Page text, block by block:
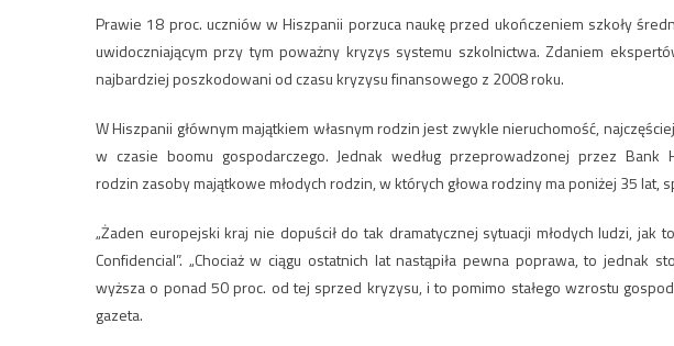
Prawie 18 proc. uczniów w Hiszpanii porzuca naukę przed ukończeniem szkoły
uwidoczniającym przy tym poważny kryzys systemu szkolnictwa. Zdaniem
najbardziej poszkodowani od czasu kryzysu finansowego z 2008 roku.
W Hiszpanii głównym majątkiem własnym rodzin jest zwykle nieruchomość,
w czasie boomu gospodarczego. Jednak według przeprowadzonej przez
rodzin zasoby majątkowe młodych rodzin, w których głowa rodziny ma poniżej 35 lat,
„Żaden europejski kraj nie dopuścił do tak dramatycznej sytuacji młodych ludzi, jak
Confidencial”. „Chociaż w ciągu ostatnich lat nastąpiła pewna poprawa, to jednak
wyższa o ponad 50 proc. od tej sprzed kryzysu, i to pomimo stałego wzrostu
gazeta.